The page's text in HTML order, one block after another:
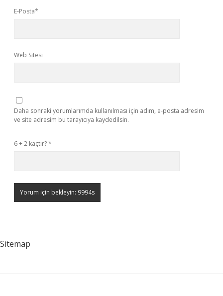
E-Posta*
Web Sitesi
Daha sonraki yorumlarımda kullanılması için adım, e-posta adresim
ve site adresim bu tarayıcıya kaydedilsin.
6 + 2 kaçtır?*
Sitemap